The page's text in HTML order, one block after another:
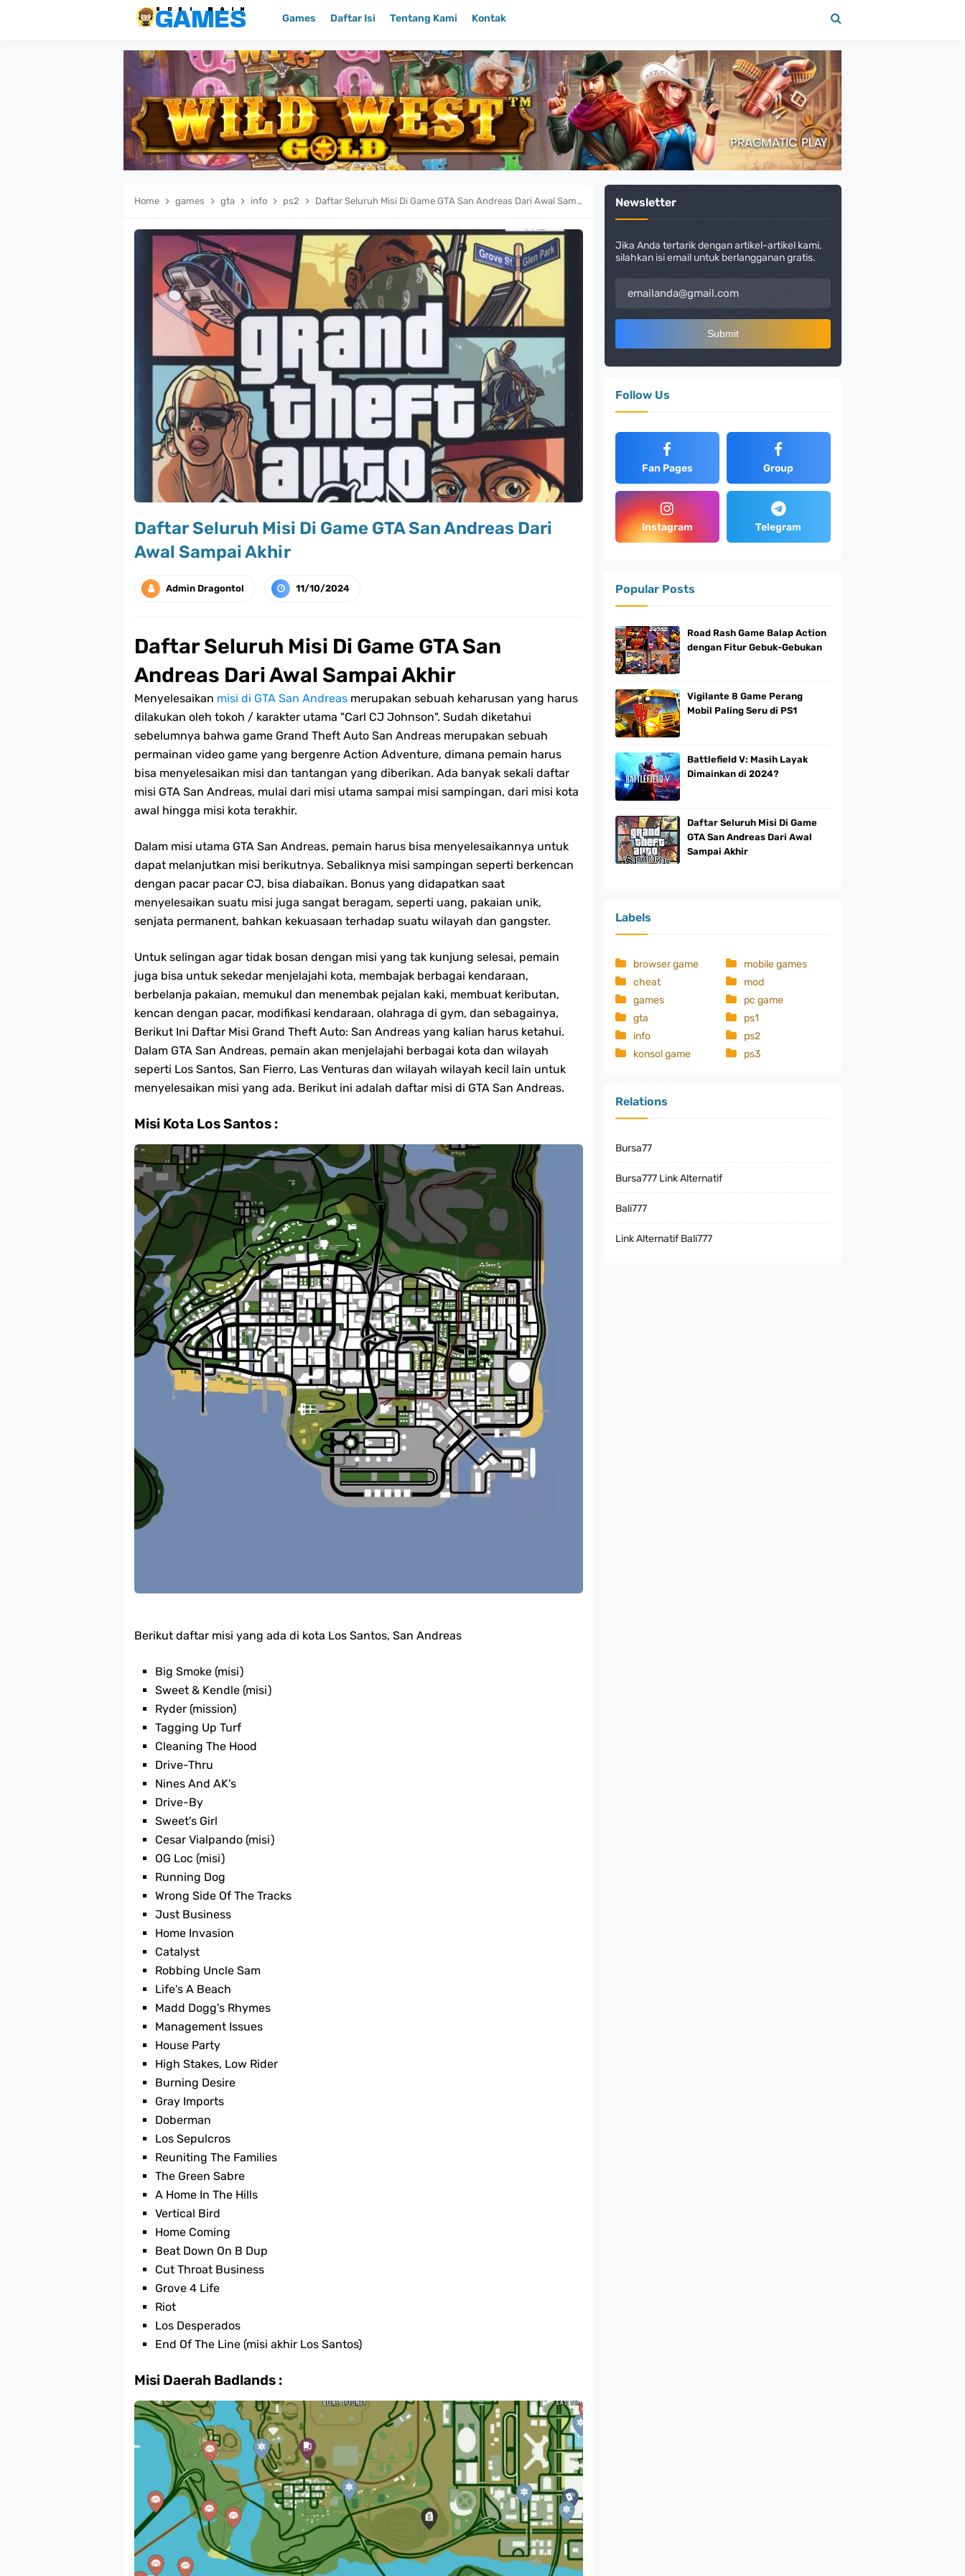
Games Daftar Isi Tentang Kami Kontak
Home games gta info ps2 Daftar Seluruh Misi Di Game GTA San Andreas Dari Awal Sampai Akhir
Daftar Seluruh Misi Di Game GTA San Andreas Dari
Awal Sampai Akhir
Admin Dragontol 11/10/2024
Daftar Seluruh Misi Di Game GTA San
Andreas Dari Awal Sampai Akhir
Menyelesaikan misi di GTA San Andreas merupakan sebuah keharusan yang harus
dilakukan oleh tokoh / karakter utama "Carl CJ Johnson". Sudah diketahui
sebelumnya bahwa game Grand Theft Auto San Andreas merupakan sebuah
permainan video game yang bergenre Action Adventure, dimana pemain harus
bisa menyelesaikan misi dan tantangan yang diberikan. Ada banyak sekali daftar
misi GTA San Andreas, mulai dari misi utama sampai misi sampingan, dari misi kota
awal hingga misi kota terakhir.
Dalam misi utama GTA San Andreas, pemain harus bisa menyelesaikannya untuk
dapat melanjutkan misi berikutnya. Sebaliknya misi sampingan seperti berkencan
dengan pacar pacar CJ, bisa diabaikan. Bonus yang didapatkan saat
menyelesaikan suatu misi juga sangat beragam, seperti uang, pakaian unik,
senjata permanent, bahkan kekuasaan terhadap suatu wilayah dan gangster.
Untuk selingan agar tidak bosan dengan misi yang tak kunjung selesai, pemain
juga bisa untuk sekedar menjelajahi kota, membajak berbagai kendaraan,
berbelanja pakaian, memukul dan menembak pejalan kaki, membuat keributan,
kencan dengan pacar, modifikasi kendaraan, olahraga di gym, dan sebagainya,
Berikut Ini Daftar Misi Grand Theft Auto: San Andreas yang kalian harus ketahui.
Dalam GTA San Andreas, pemain akan menjelajahi berbagai kota dan wilayah
seperti Los Santos, San Fierro, Las Venturas dan wilayah wilayah kecil lain untuk
menyelesaikan misi yang ada. Berikut ini adalah daftar misi di GTA San Andreas.
Misi Kota Los Santos :
Berikut daftar misi yang ada di kota Los Santos, San Andreas
Big Smoke (misi)
Sweet & Kendle (misi)
Ryder (mission)
Tagging Up Turf
Cleaning The Hood
Drive-Thru
Nines And AK's
Drive-By
Sweet's Girl
Cesar Vialpando (misi)
OG Loc (misi)
Running Dog
Wrong Side Of The Tracks
Just Business
Home Invasion
Catalyst
Robbing Uncle Sam
Life's A Beach
Madd Dogg's Rhymes
Management Issues
House Party
High Stakes, Low Rider
Burning Desire
Gray Imports
Doberman
Los Sepulcros
Reuniting The Families
The Green Sabre
A Home In The Hills
Vertical Bird
Home Coming
Beat Down On B Dup
Cut Throat Business
Grove 4 Life
Riot
Los Desperados
End Of The Line (misi akhir Los Santos)
Misi Daerah Badlands :
Newsletter
Jika Anda tertarik dengan artikel-artikel kami,
silahkan isi email untuk berlangganan gratis.
Follow Us
Fan Pages Group
Instagram Telegram
Popular Posts
Road Rash Game Balap Action
dengan Fitur Gebuk-Gebukan
Vigilante 8 Game Perang
Mobil Paling Seru di PS1
Battlefield V: Masih Layak
Dimainkan di 2024?
Daftar Seluruh Misi Di Game
GTA San Andreas Dari Awal
Sampai Akhir
Labels
browser game
cheat
games
gta
info
konsol game
mobile games
mod
pc game
ps1
ps2
ps3
Relations
Bursa77
Bursa777 Link Alternatif
Bali777
Link Alternatif Bali777